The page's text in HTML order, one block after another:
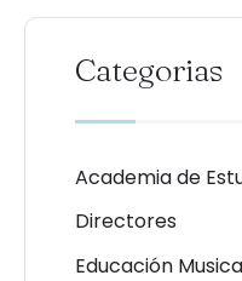
Categorias
Academia de
Directores
Educación